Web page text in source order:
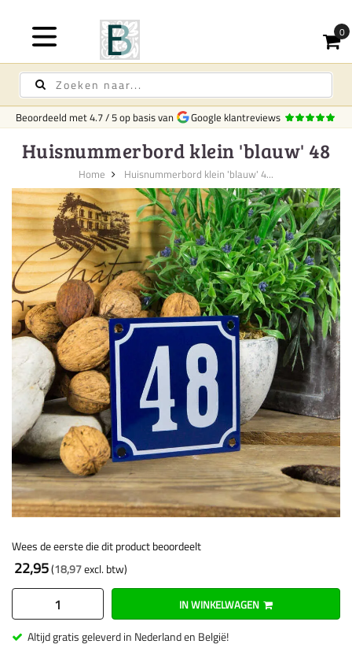
Beoordeeld met4.7/5op basis van Google klantreviews
Huisnummerbord klein 'blauw' 48
Home Huisnummerbord klein 'blauw' 4...
Wees de eerste die dit product beoordeelt
22,95 18,97
IN WINKELWAGEN
Altijd gratis geleverd in Nederland en België!